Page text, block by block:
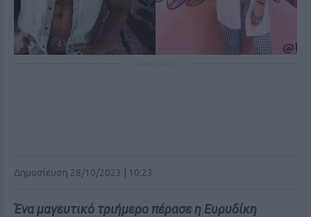
Δημοσίευση 28/10/2023 | 10:23
Ένα μαγευτικό τριήμερο πέρασε η Ευρυδίκη